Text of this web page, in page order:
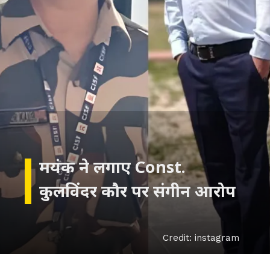
मयंक ने लगाए Const.
कुलविंदर कौर पर संगीन आरोप
Credit: instagram